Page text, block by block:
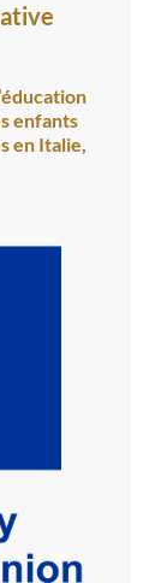
enfants
en Italie,